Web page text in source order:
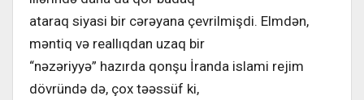
ataraq siyasi bir cərəyana çevrilmişdi. Elmdən,
məntiq və reallıqdan uzaq bir
“nəzəriyyə” hazırda qonşu İranda islami rejim
dövründə də, çox təəssüf ki,